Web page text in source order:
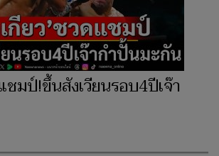
แชมป์!ขึ้นสังเวียนรอบ4ปีเจ๊า